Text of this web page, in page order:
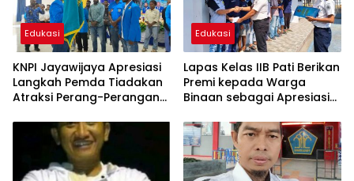
Edukasi
KNPI Jayawijaya Apresiasi
Langkah Pemda Tiadakan
Atraksi Perang-Perangan
Edukasi
Lapas Kelas IIB Pati Berikan
Premi kepada Warga
Binaan sebagai Apresiasi
Kemandirian Periode Juli
2026